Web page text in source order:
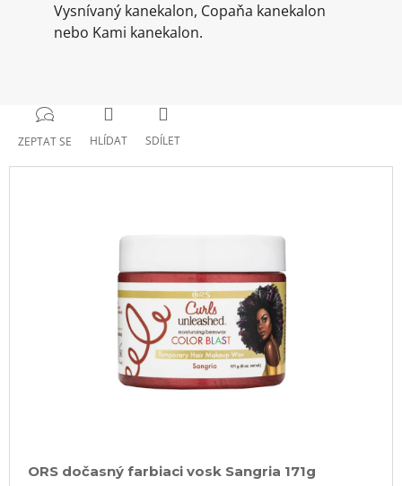
Vysnívaný kanekalon, Copaňa kanekalon
nebo Kami kanekalon.
ZEPTAT SE HLÍDAT SDÍLET
ORS dočasný farbiaci vosk Sangria 171g